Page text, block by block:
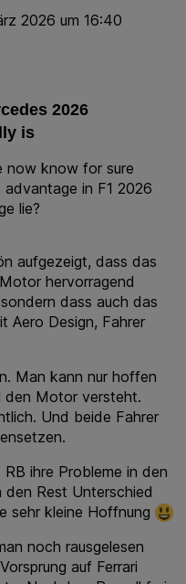
2026 um 16:40
2026
is
now know for sure
in F1 2026
lie?
aufgezeigt, dass das
hervorragend
dass auch das
Aero Design, Fahrer
Man kann nur hoffen
den Motor versteht.
Und beide Fahrer
ihre Probleme in den
Rest Unterschied
sehr kleine Hoffnung
noch rausgelesen
auf Ferrari